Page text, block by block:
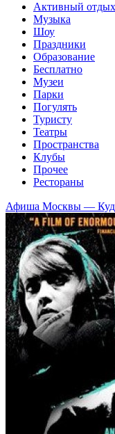
Активный отдых
Музыка
Шоу
Праздники
Образование
Бесплатно
Музеи
Парки
Погулять
Туристу
Театры
Пространства
Клубы
Прочее
Рестораны
Афиша Москвы —